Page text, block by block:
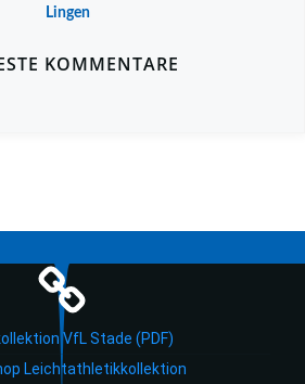
Lingen
KOMMENTARE
VfL Stade (PDF)
Leichtathletikkollektion